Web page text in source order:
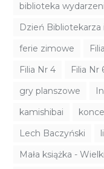
biblioteka
Dzień
ferie zimowe
Filia Nr 4
Filia Nr
gry planszowe
kamishibai
Lech Baczyński
Mała książka -